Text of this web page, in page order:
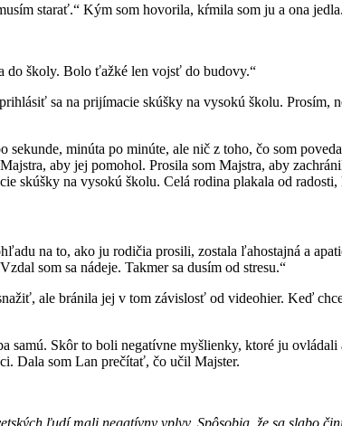
starať.“ Kým som hovorila, kŕmila som ju a ona jedla.
do školy. Bolo ťažké len vojsť do budovy.“
sa na prijímacie skúšky na vysokú školu. Prosím,
minúta po minúte, ale nič z toho, čo som
aby jej pomohol. Prosila som Majstra, aby
skúšky na vysokú školu. Celá rodina plakala od radosti,
na to, ako ju rodičia prosili, zostala ľahostajná a
som sa nádeje. Takmer sa dusím od stresu.“
ale bránila jej v tom závislosť od videohier. Keď
samú. Skôr to boli negatívne myšlienky, ktoré ju
Dala som Lan prečítať, čo učil Majster.
ľudí mali negatívny vplyv. Spôsobia, že sa slabo